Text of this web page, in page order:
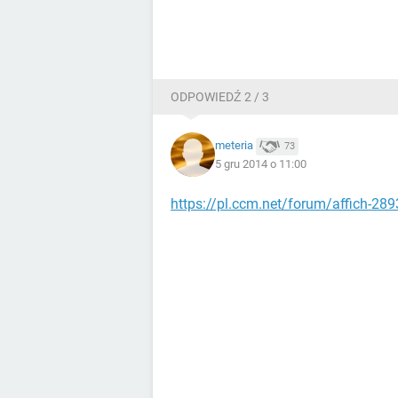
ODPOWIEDŹ 2 / 3
meteria 73
5 gru 2014 o 11:00
https://pl.ccm.net/forum/affich-